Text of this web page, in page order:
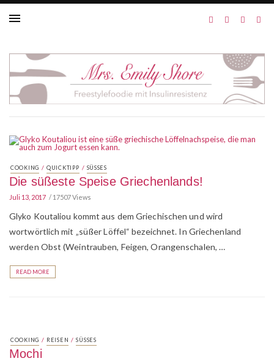
COOKING / QUICKTIPP / SÜSSES
Die süßeste Speise Griechenlands!
Juli 13, 2017 17507 Views
Glyko Koutaliou kommt aus dem Griechischen und wird
wortwörtlich mit „süßer Löffel“ bezeichnet. In Griechenland
werden Obst (Weintrauben, Feigen, Orangenschalen, …
READ MORE
COOKING / REISEN / SÜSSES
Mochi